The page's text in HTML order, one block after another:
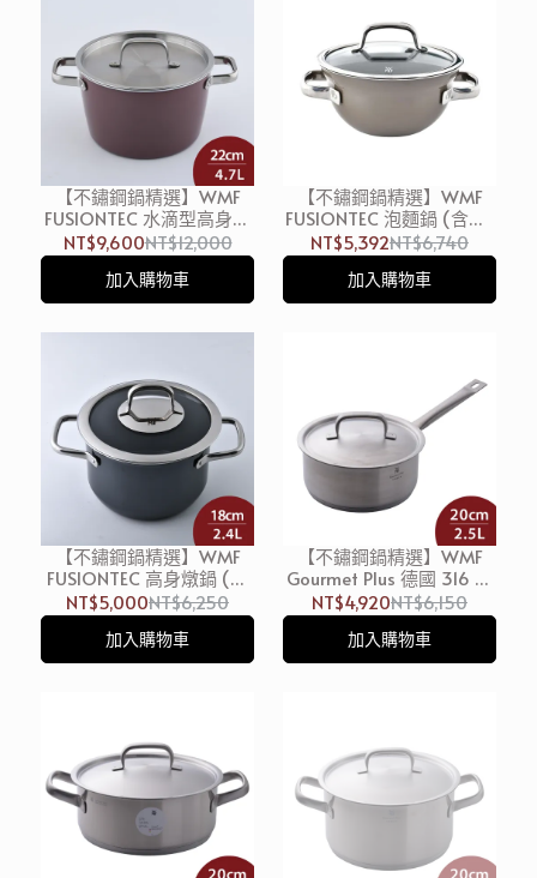
【不鏽鋼鍋精選】WMF
FUSIONTEC 水滴型高身燉
鍋 (含蓋) 22cm 4.7L 石英
玫瑰 湯鍋 不鏽鋼鍋 雙耳鍋
(電磁爐 IH爐可用)
NT$9,600NT$12,000
加入購物車
【不鏽鋼鍋精選】WMF
FUSIONTEC 泡麵鍋 (含蓋)
20cm 2.3L 暗黃銅 湯鍋
(電磁爐 IH爐可用)
NT$5,392NT$6,740
加入購物車
【不鏽鋼鍋精選】WMF
FUSIONTEC 高身燉鍋 (含
蓋) 18cm 2.4L 黑 湯鍋 (電
磁爐 IH爐可用)
NT$5,000NT$6,250
加入購物車
【不鏽鋼鍋精選】WMF
Gourmet Plus 德國 316 不
鏽鋼單柄湯鍋 20cm 2.5L
牛奶鍋 (電磁爐 IH爐可用)
NT$4,920NT$6,150
加入購物車